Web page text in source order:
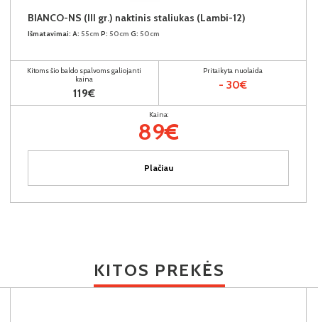
BIANCO-NS (III gr.) naktinis staliukas (Lambi-12)
Išmatavimai: A: 55cm P: 50cm G: 50cm
Kitoms šio baldo spalvoms galiojanti
kaina
119€
Pritaikyta nuolaida
- 30€
Kaina:
89€
Plačiau
KITOS PREKĖS